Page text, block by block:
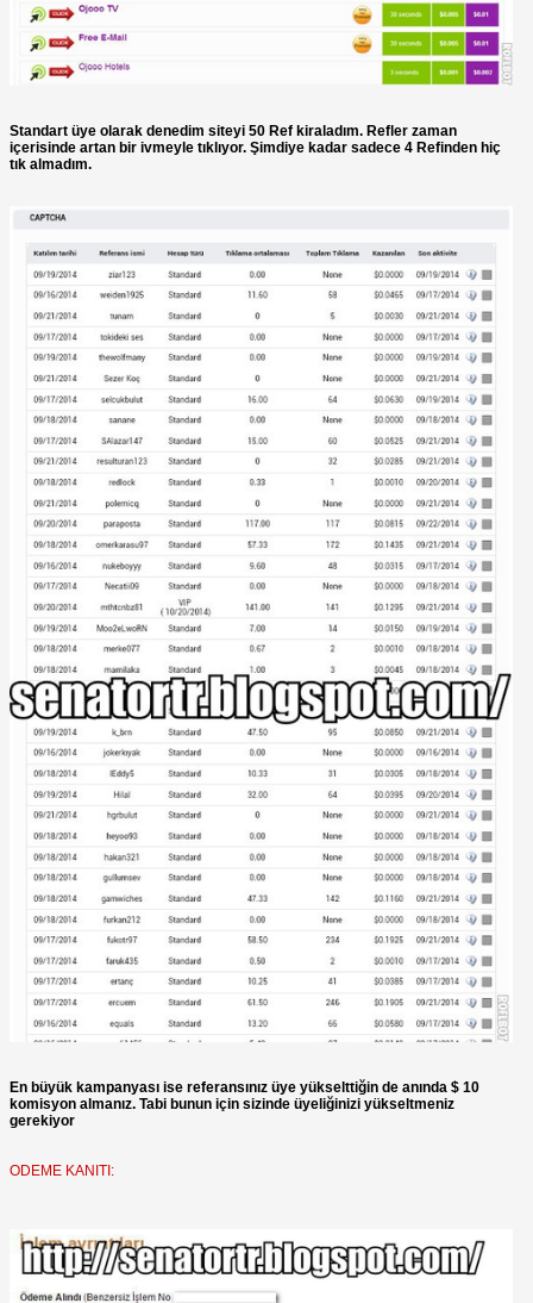
Standart üye olarak denedim siteyi 50 Ref kiraladım. Refler zaman
içerisinde artan bir ivmeyle tıklıyor. Şimdiye kadar sadece 4 Refinden hiç
tık almadım.
En büyük kampanyası ise referansınız üye yükselttiğin de anında $ 10
komisyon almanız. Tabi bunun için sizinde üyeliğinizi yükseltmeniz
gerekiyor
ODEME KANITI: